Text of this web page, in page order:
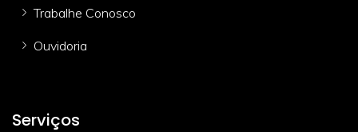
Trabalhe Conosco
Ouvidoria
Serviços